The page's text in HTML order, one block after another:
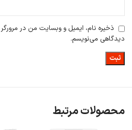
تواند تخلیه آب را بر اساس انواع مختلف طبقه
تمیزکاری کنترل نماید تا کفپوش ها را از
احتمالی محافظت کند.
ذخیره نام، ایمیل و وبسایت من در مرورگر
دیدگاهی می‌نویسم.
محصولات مرتبط